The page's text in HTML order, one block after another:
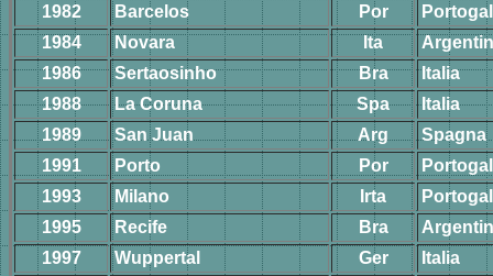
1982
Barcelos Por
1984
Novara Ita
1986
Sertaosinho Bra
Italia
1988
La Coruna Spa
Italia
1989
San Juan Arg
Spagna
1991
Porto Por
1993
Milano Irta
1995
Recife Bra
1997
Wuppertal Ger
Italia